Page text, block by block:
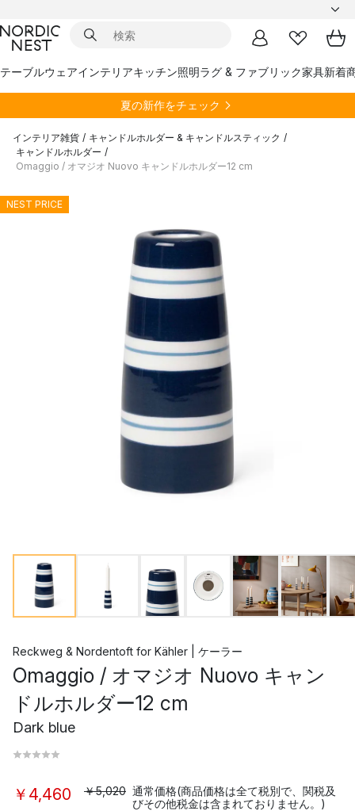
テーブルウェアインテリアキッチン照明ラグ & ファブリック家具新着
夏の新作をチェック
インテリア雑貨 / キャンドルホルダー & キャンドルスティック /
キャンドルホルダー /
Omaggio / オマジオ Nuovo キャンドルホルダー12 cm
NEST PRICE
Reckweg & Nordentoft for Kähler | ケーラー
Omaggio / オマジオ Nuovo キャン
ドルホルダー12 cm
Dark blue
￥4,460 ￥5,020 通常価格(商品価格は全て税別で、関税及
びその他税金は含まれておりません。)